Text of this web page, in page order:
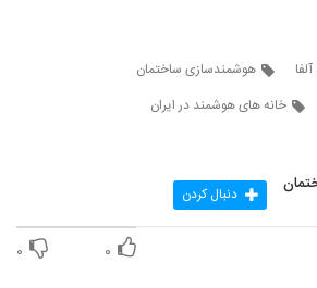
هوشمندسازی ساختمان
خانه های هوشمند در ایران
دنبال کردن
۰ ۰